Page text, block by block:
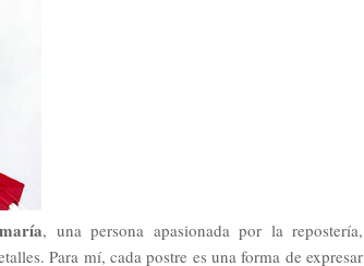
, una persona apasionada por la repostería,
Para mí, cada postre es una forma de expresar